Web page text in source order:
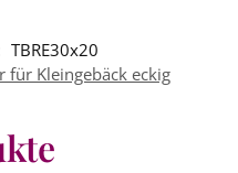
TBRE30x20
für Kleingebäck eckig